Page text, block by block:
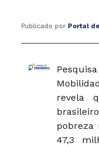
Publicado por Portal
revela
pobreza
47,3